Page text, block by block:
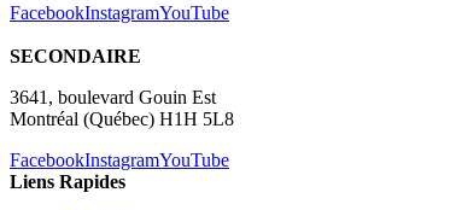
FacebookInstagramYouTube
SECONDAIRE
3641, boulevard Gouin Est
Montréal (Québec) H1H 5L8
FacebookInstagramYouTube
Liens Rapides